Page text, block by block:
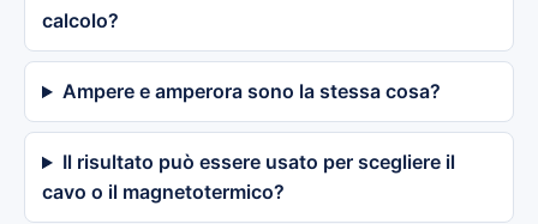
calcolo?
Ampere e amperora sono la stessa cosa?
Il risultato può essere usato per scegliere il
cavo o il magnetotermico?